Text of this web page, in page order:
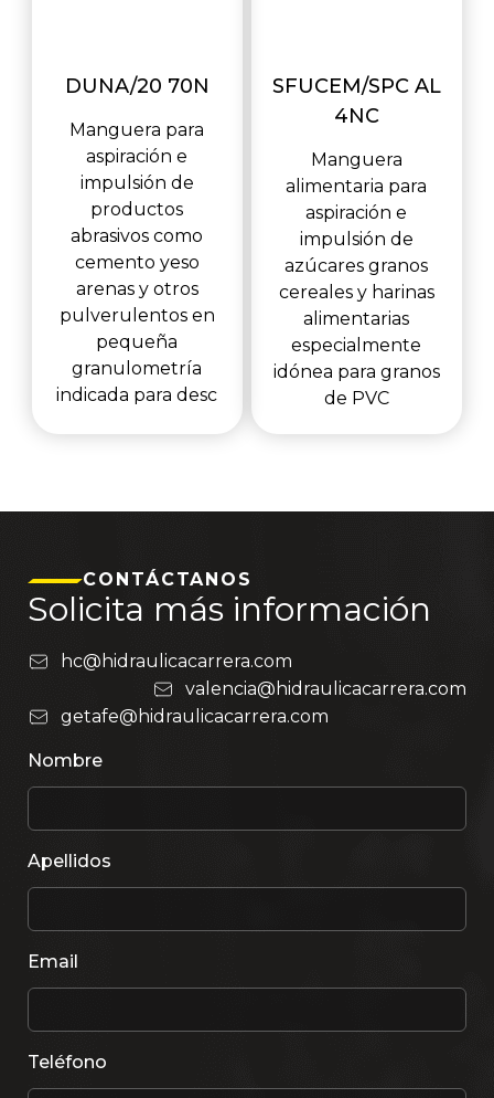
DUNA/20 70N
Manguera para
aspiración e
impulsión de
productos
abrasivos como
cemento yeso
arenas y otros
pulverulentos en
pequeña
granulometría
indicada para desc
SFUCEM/SPC AL
4NC
Manguera
alimentaria para
aspiración e
impulsión de
azúcares granos
cereales y harinas
alimentarias
especialmente
idónea para granos
de PVC
CONTÁCTANOS
Solicita más información
hc@hidraulicacarrera.com
valencia@hidraulicacarrera.com
getafe@hidraulicacarrera.com
Nombre
Apellidos
Email
Teléfono